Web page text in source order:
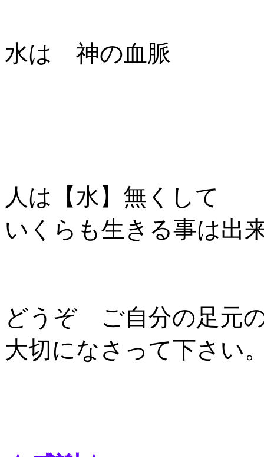
水は 神の血脈
人は【水】無くして
いくらも生きる事は出
どうぞ ご自分の足元
大切になさって下さい